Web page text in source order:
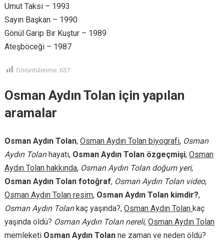
Umut Taksi – 1993
Sayın Başkan – 1990
Gönül Garip Bir Kuştur – 1989
Ateşböceği – 1987
Görüntülenme: 637
Osman Aydın Tolan için yapılan
aramalar
Osman Aydın Tolan, Osman Aydın Tolan biyografi, Osman
Aydın Tolanhayatı, Osman Aydın Tolan özgeçmişi, Osman
Aydın Tolan hakkında, Osman Aydın Tolan doğum yeri,
Osman Aydın Tolan fotoğraf, Osman Aydın Tolan video,
Osman Aydın Tolan resim, Osman Aydın Tolan kimdir?,
Osman Aydın Tolankaç yaşında?, Osman Aydın Tolan kaç
yaşında öldü? Osman Aydın Tolan nereli, Osman Aydın Tolan
memleketi Osman Aydın Tolanne zaman ve neden öldü?